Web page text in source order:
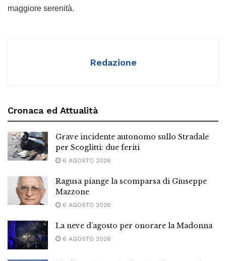
maggiore serenità.
Redazione
Cronaca ed Attualità
Grave incidente autonomo sullo Stradale
per Scoglitti: due feriti
6 AGOSTO 2026
Ragusa piange la scomparsa di Giuseppe
Mazzone
6 AGOSTO 2026
La neve d’agosto per onorare la Madonna
6 AGOSTO 2026